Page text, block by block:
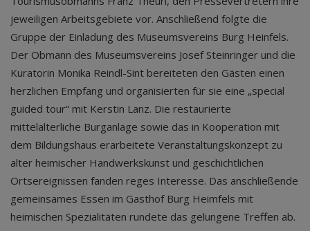
jeweiligen Arbeitsgebiete vor. Anschließend folgte die
Gruppe der Einladung des Museumsvereins Burg Heinfels.
Der Obmann des Museumsvereins Josef Steinringer und die
Kuratorin Monika Reindl-Sint bereiteten den Gästen einen
herzlichen Empfang und organisierten für sie eine „special
guided tour“ mit Kerstin Lanz. Die restaurierte
mittelalterliche Burganlage sowie das in Kooperation mit
dem Bildungshaus erarbeitete Veranstaltungskonzept zu
alter heimischer Handwerkskunst und geschichtlichen
Ortsereignissen fanden reges Interesse. Das anschließende
gemeinsames Essen im Gasthof Burg Heimfels mit
heimischen Spezialitäten rundete das gelungene Treffen ab.